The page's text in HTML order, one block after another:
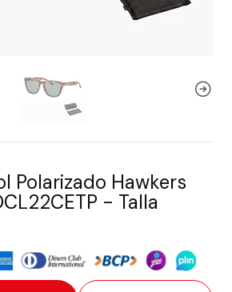
Polarizado Hawkers
- Talla